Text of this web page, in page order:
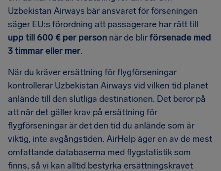
Uzbekistan Airways bär ansvaret för förseningen
säger EU:s förordning att passagerare har rätt till
upp till 600 € per person när de blirförsenade med
3 timmar eller mer.
När du kräver ersättning för flygförseningar
kontrollerar Uzbekistan Airways vid vilken tid planet
anlände till den slutliga destinationen. Det beror på
att när det gäller krav på ersättning för
flygförseningar är det den tid du anlände som är
viktig, inte avgångstiden. AirHelp äger en av de mest
omfattande databaserna med flygstatistik som
finns, så vi kan alltid bestyrka ersättningskravet